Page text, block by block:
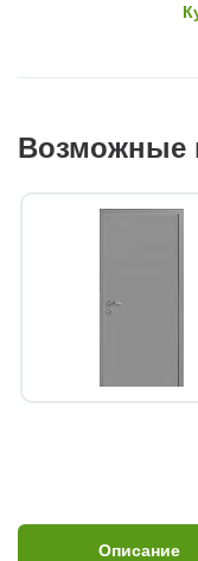
Возможные
Описание